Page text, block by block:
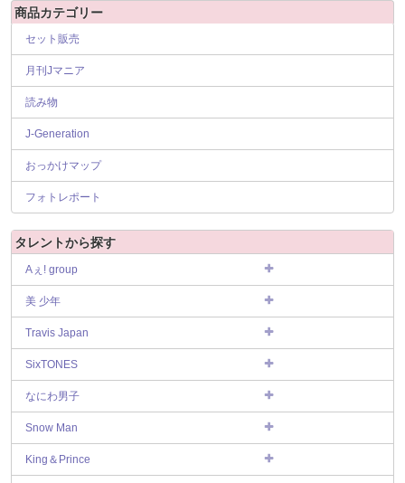
商品カテゴリー
セット販売
月刊Jマニア
読み物
J-Generation
おっかけマップ
フォトレポート
タレントから探す
Aぇ! group
美 少年
Travis Japan
SixTONES
なにわ男子
Snow Man
King＆Prince